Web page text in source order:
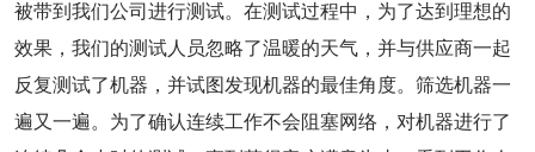
被带到我们公司进行测试。在测试过程中，为了达到理想的
效果，我们的测试人员忽略了温暖的天气，并与供应商一起
反复测试了机器，并试图发现机器的最佳角度。筛选机器一
遍又一遍。为了确认连续工作不会阻塞网络，对机器进行了